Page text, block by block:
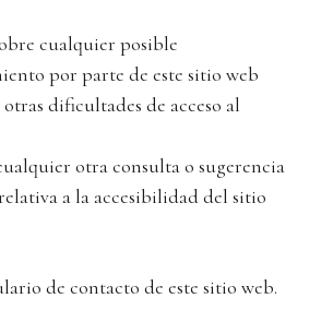
cualquier posible
por parte de este sitio web
dificultades de acceso al
otra consulta o sugerencia
a la accesibilidad del sitio
de contacto de este sitio web.